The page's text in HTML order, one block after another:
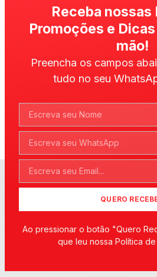
Receba nossas
Promoções e
mão!
Preencha os campos
tudo no seu
QUERO
Ao pressionar o botão "Quero
que leu nossa Política